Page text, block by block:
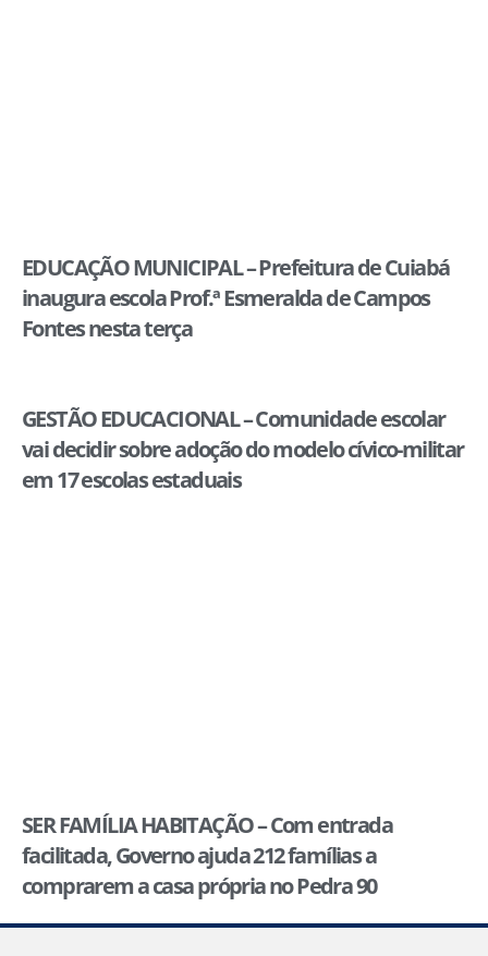
EDUCAÇÃO MUNICIPAL – Prefeitura de Cuiabá
inaugura escola Prof.ª Esmeralda de Campos
Fontes nesta terça
GESTÃO EDUCACIONAL – Comunidade escolar
vai decidir sobre adoção do modelo cívico-militar
em 17 escolas estaduais
SER FAMÍLIA HABITAÇÃO – Com entrada
facilitada, Governo ajuda 212 famílias a
comprarem a casa própria no Pedra 90